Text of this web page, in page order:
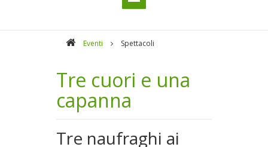
Eventi Spettacoli
Tre cuori e una
capanna
Tre naufraghi ai